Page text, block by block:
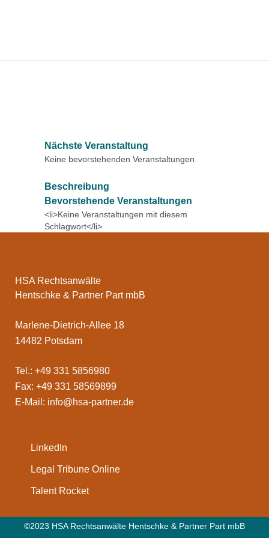
Nächste Veranstaltung
Keine bevorstehenden Veranstaltungen
Beschreibung
Bevorstehende Veranstaltungen
<li>Keine Veranstaltungen mit diesem
Schlagwort</li>
HSA Rechtsanwälte
Hentschke & Partner Part mbB
Marlene-Dietrich-Allee 18
14482 Potsdam
Tel.: +49 331 5856980
Fax: +49 331 58569899
E-Mail: info@hsa-partner.de
LinkedIn
Legal Tribune Online
Talent Rocket
©2023 HSA Rechtsanwälte Hentschke & Partner Part mbB